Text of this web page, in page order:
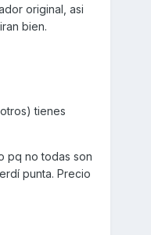
original, asi
bien.
tienes
pq no todas son
punta. Precio